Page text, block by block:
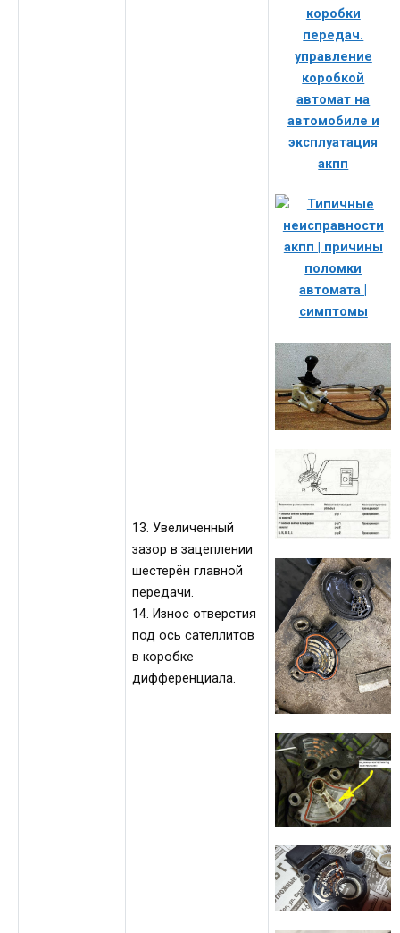
13. Увеличенный
зазор в зацеплении
шестерён главной
передачи.
14. Износ отверстия
под ось сателлитов
в коробке
дифференциала.